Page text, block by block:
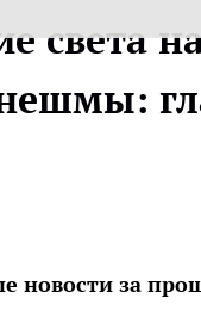
света
новости за